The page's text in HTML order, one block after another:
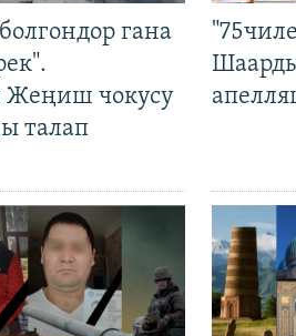
гана
Жеңиш чокусу
талап